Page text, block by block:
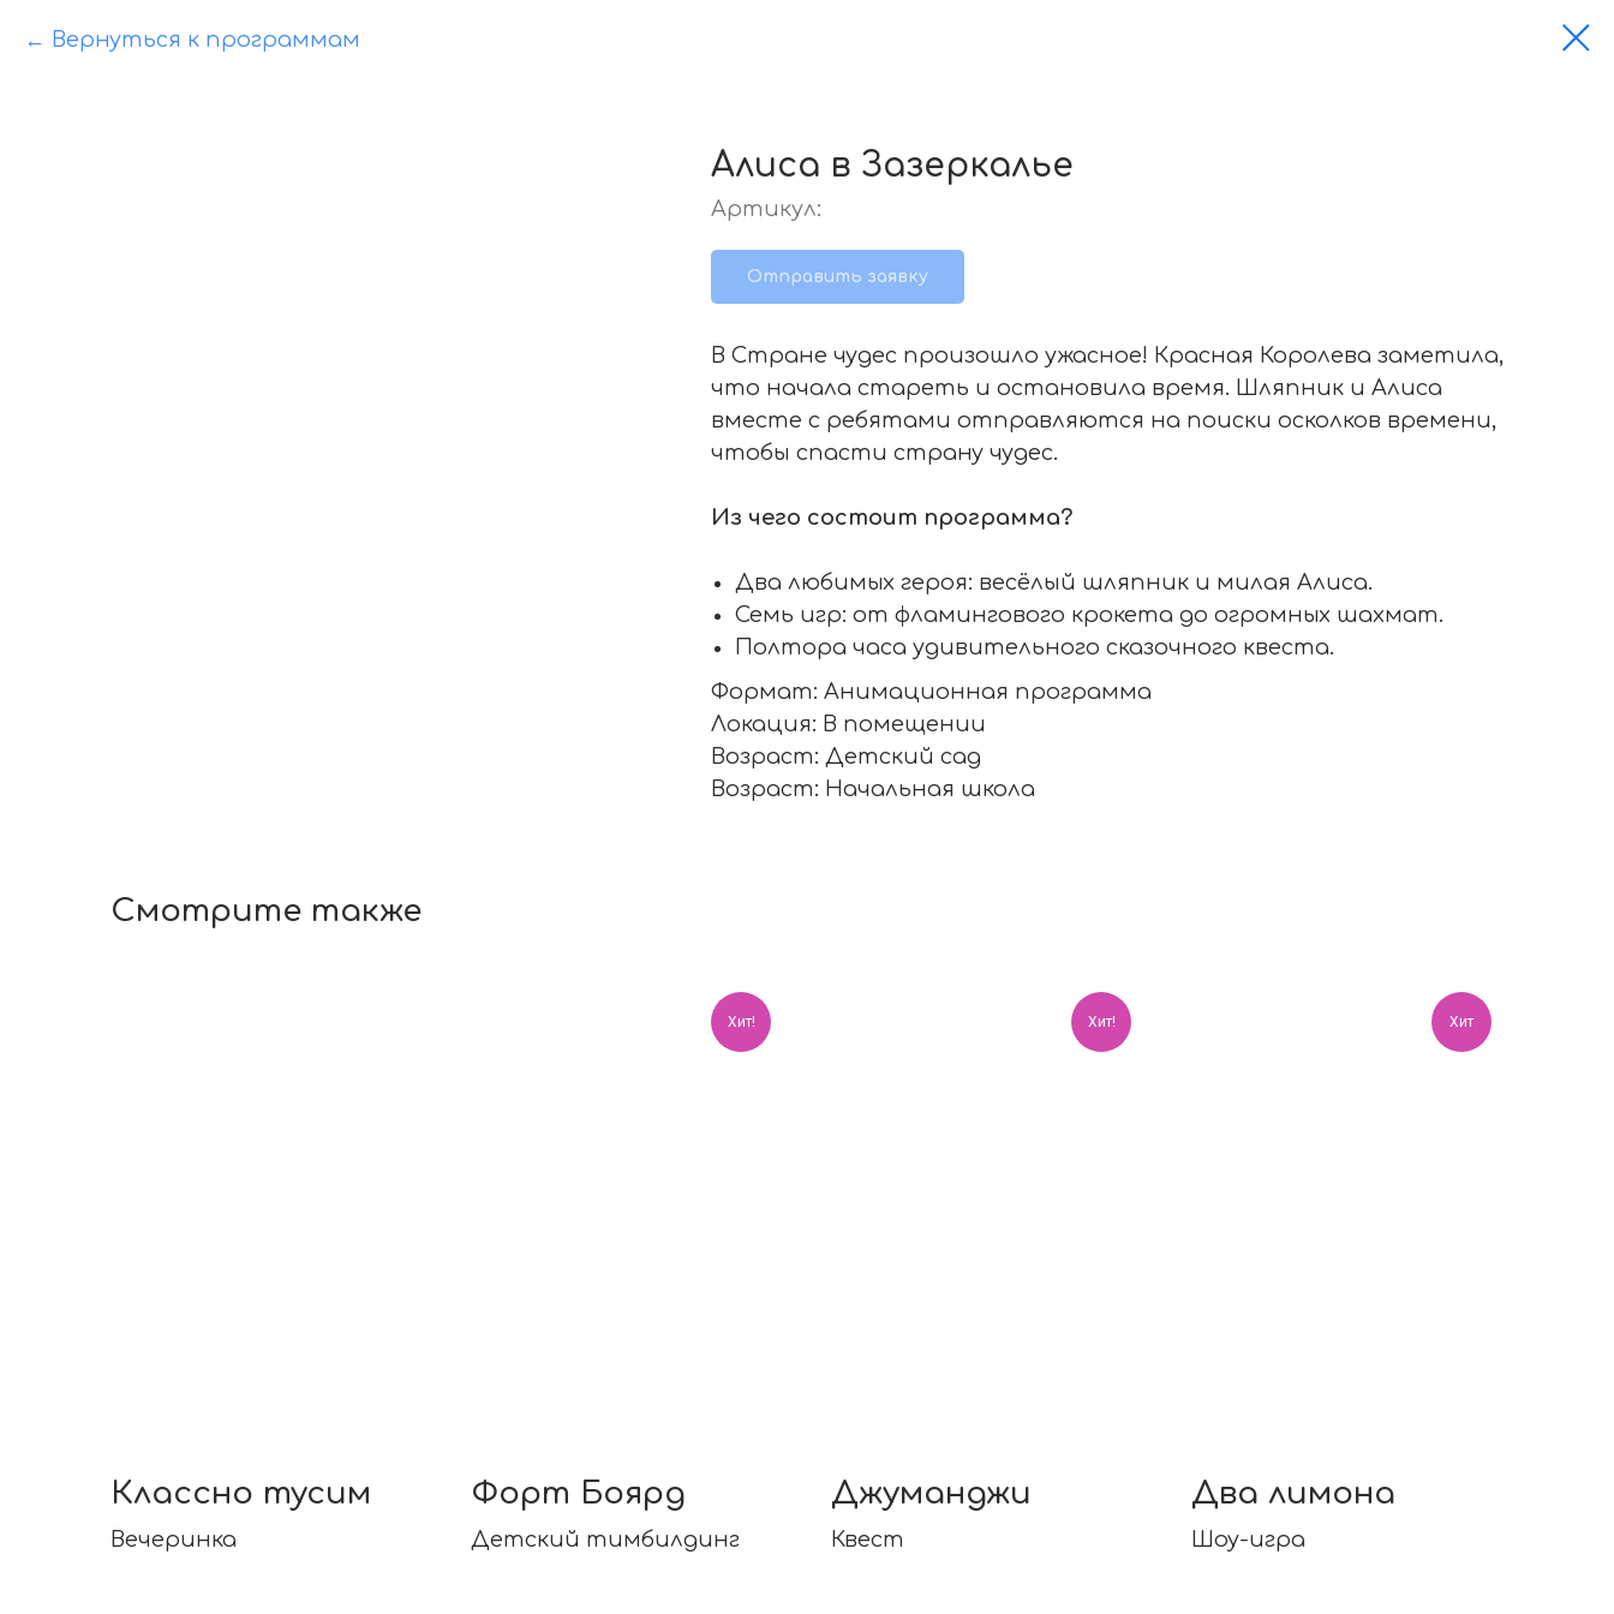
Вернуться к программам
Алиса в Зазеркалье
Артикул:
Отправить заявку
В Стране чудес произошло ужасное! Красная Королева заметила,
что начала стареть и остановила время. Шляпник и Алиса
вместе с ребятами отправляются на поиски осколков времени,
чтобы спасти страну чудес.
Из чего состоит программа?
Два любимых героя: весёлый шляпник и милая Алиса.
Семь игр: от фламингового крокета до огромных шахмат.
Полтора часа удивительного сказочного квеста.
Формат: Анимационная программа
Локация: В помещении
Возраст: Детский сад
Возраст: Начальная школа
Смотрите также
Классно тусим
Вечеринка
Хит!
Форт Боярд
Детский тимбилдинг
Хит!
Джуманджи
Квест
Хит
Два лимона
Шоу-игра